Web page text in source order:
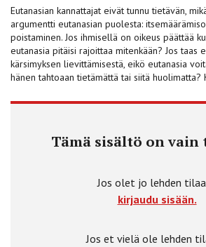
Eutanasian kannattajat eivät tunnu tietävän,
argumentti eutanasian puolesta:
poistaminen. Jos ihmisellä on oikeus päättää
eutanasia pitäisi rajoittaa mitenkään? Jos taas
kärsimyksen lievittämisestä, eikö eutanasia
hänen tahtoaan tietämättä tai siitä huolimatta?
Tämä sisältö on
Jos olet jo lehden
kirjaudu sisään.
Jos et vielä ole lehden